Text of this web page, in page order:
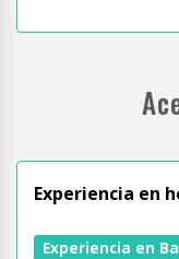
Experiencia en
Experiencia en